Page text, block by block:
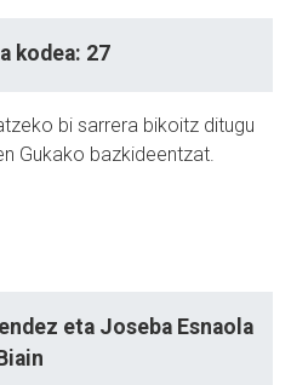
kodea: 27
bi sarrera bikoitz ditugu
Gukako bazkideentzat.
eta Joseba Esnaola